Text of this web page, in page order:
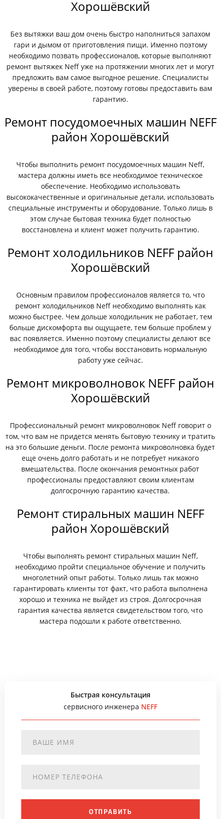
Хорошёвский
Без вытяжки ваш дом очень быстро наполниться запахом
гари и дымом от приготовления пищи. Именно поэтому
необходимо позвать профессионалов, которые выполняют
ремонт вытяжек Neff уже на протяжении многих лет и могут
предложить вам самое выгодное решение. Специалисты
уверены в своей работе, поэтому готовы предоставить вам
гарантию.
Ремонт посудомоечных машин NEFF
район Хорошёвский
Чтобы выполнить ремонт посудомоечных машин Neff,
мастера должны иметь все необходимое техническое
обеспечение. Необходимо использовать
высококачественные и оригинальные детали, использовать
специальные инструменты и оборудование. Только лишь в
этом случае бытовая техника будет полностью
восстановлена и клиент может получить гарантию.
Ремонт холодильников NEFF район
Хорошёвский
Основным правилом профессионалов является то, что
ремонт холодильников Neff необходимо выполнять как
можно быстрее. Чем дольше холодильник не работает, тем
больше дискомфорта вы ощущаете, тем больше проблем у
вас появляется. Именно поэтому специалисты делают все
необходимое для того, чтобы восстановить нормальную
работу уже сейчас.
Ремонт микроволновок NEFF район
Хорошёвский
Профессиональный ремонт микроволновок Neff говорит о
том, что вам не придется менять бытовую технику и тратить
на это большие деньги. После ремонта микроволновка будет
еще очень долго работать и не потребует никакого
вмешательства. После окончания ремонтных работ
профессионалы предоставляют своим клиентам
долгосрочную гарантию качества.
Ремонт стиральных машин NEFF
район Хорошёвский
Чтобы выполнять ремонт стиральных машин Neff,
необходимо пройти специальное обучение и получить
многолетний опыт работы. Только лишь так можно
гарантировать клиенты тот факт, что работа выполнена
хорошо и техника не выйдет из строя. Долгосрочная
гарантия качества является свидетельством того, что
мастера подошли к работе ответственно.
Быстрая консультация
сервисного инженера NEFF
ОТПРАВИТЬ